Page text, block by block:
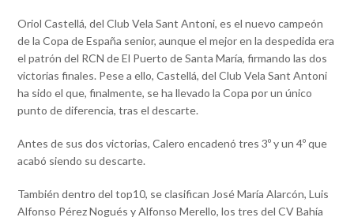
Oriol Castellá, del Club Vela Sant Antoni, es el nuevo campeón
de la Copa de España senior, aunque el mejor en la despedida era
el patrón del RCN de El Puerto de Santa María, firmando las dos
victorias finales. Pese a ello, Castellá, del Club Vela Sant Antoni
ha sido el que, finalmente, se ha llevado la Copa por un único
punto de diferencia, tras el descarte.
Antes de sus dos victorias, Calero encadenó tres 3º y un 4º que
acabó siendo su descarte.
También dentro del top10, se clasifican José María Alarcón, Luis
Alfonso Pérez Nogués y Alfonso Merello, los tres del CV Bahía